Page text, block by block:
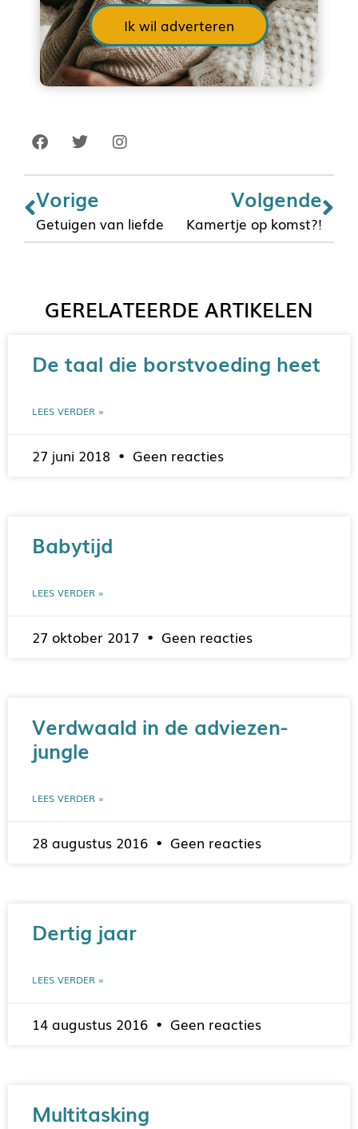
Ik wil adverteren
Vorige
Getuigen van liefde
Volgende
Kamertje op komst?!
GERELATEERDE ARTIKELEN
De taal die borstvoeding heet
LEES VERDER »
27 juni 2018 Geen reacties
Babytijd
LEES VERDER »
27 oktober 2017 Geen reacties
Verdwaald in de adviezen-
jungle
LEES VERDER »
28 augustus 2016 Geen reacties
Dertig jaar
LEES VERDER »
14 augustus 2016 Geen reacties
Multitasking